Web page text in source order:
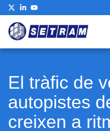
El tràfic de
autopistes
creixen a